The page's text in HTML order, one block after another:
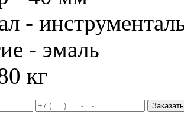
-
- эмаль
кг
Заказать